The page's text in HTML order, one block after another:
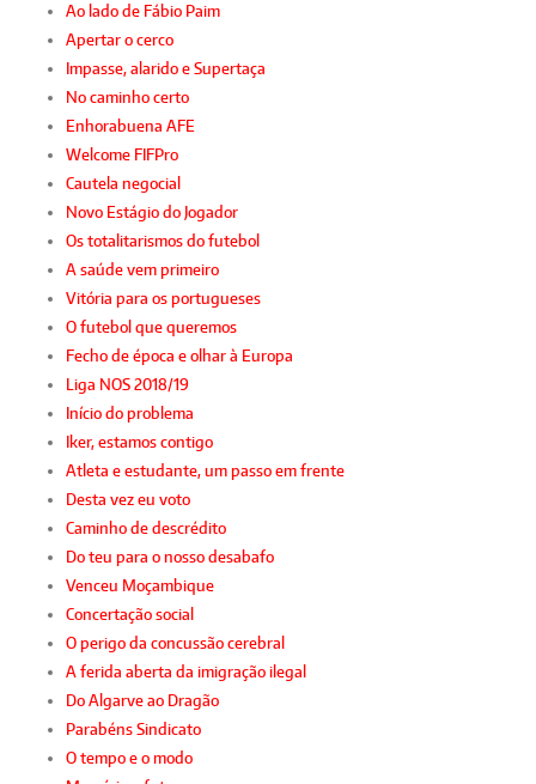
Ao lado de Fábio Paim
Apertar o cerco
Impasse, alarido e Supertaça
No caminho certo
Enhorabuena AFE
Welcome FIFPro
Cautela negocial
Novo Estágio do Jogador
Os totalitarismos do futebol
A saúde vem primeiro
Vitória para os portugueses
O futebol que queremos
Fecho de época e olhar à Europa
Liga NOS 2018/19
Início do problema
Iker, estamos contigo
Atleta e estudante, um passo em frente
Desta vez eu voto
Caminho de descrédito
Do teu para o nosso desabafo
Venceu Moçambique
Concertação social
O perigo da concussão cerebral
A ferida aberta da imigração ilegal
Do Algarve ao Dragão
Parabéns Sindicato
O tempo e o modo